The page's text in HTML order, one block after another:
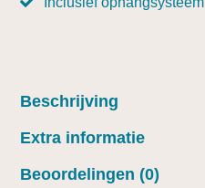
Beschrijving
Extra informatie
Beoordelingen (0)